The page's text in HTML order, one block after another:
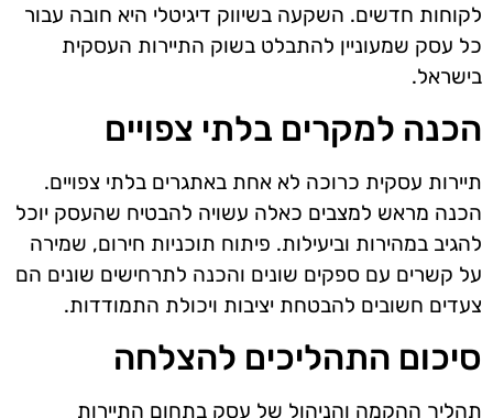
לקוחות חדשים. השקעה בשיווק דיגיטלי היא חובה עבור
כל עסק שמעוניין להתבלט בשוק התיירות העסקית
בישראל.
הכנה למקרים בלתי צפויים
תיירות עסקית כרוכה לא אחת באתגרים בלתי צפויים.
הכנה מראש למצבים כאלה עשויה להבטיח שהעסק יוכל
להגיב במהירות וביעילות. פיתוח תוכניות חירום, שמירה
על קשרים עם ספקים שונים והכנה לתרחישים שונים הם
צעדים חשובים להבטחת יציבות ויכולת התמודדות.
סיכום התהליכים להצלחה
תהליך ההקמה והניהול של עסק בתחום התיירות